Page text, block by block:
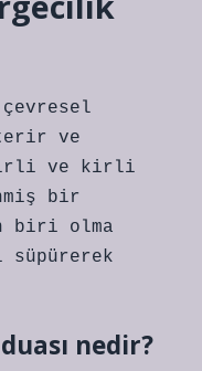
ve
ve kirli
bir
biri olma
nedir?